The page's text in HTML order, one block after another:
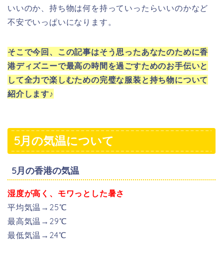
いいのか、持ち物は何を持っていったらいいのかなど
不安でいっぱいになります。
そこで今回、この記事はそう思ったあなたのために香
港ディズニーで最高の時間を過ごすためのお手伝いと
して全力で楽しむための完璧な服装と持ち物について
紹介します♪
5月の気温について
5月の香港の気温
湿度が高く、モワっとした暑さ
平均気温→25℃
最高気温→29℃
最低気温→24℃